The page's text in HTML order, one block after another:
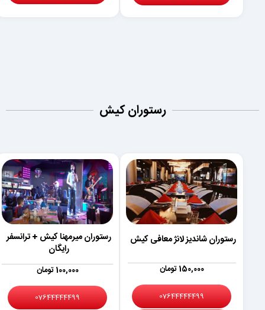
رستوران کیش
رستوران شاندیز لانژ معافی کیش
150,000 تومان
07644444499
رستوران میرمهنا کیش + ترانسفر
رایگان
100,000 تومان
07644444499